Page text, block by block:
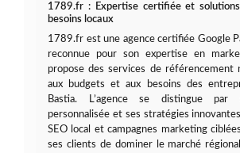
1789.fr : Expertise certifiée et
besoins locaux
1789.fr est une agence certifiée Google
reconnue pour son expertise en
propose des services de référencement
aux budgets et aux besoins des
Bastia. L’agence se distingue par
personnalisée et ses stratégies
SEO local et campagnes marketing
ses clients de dominer le marché